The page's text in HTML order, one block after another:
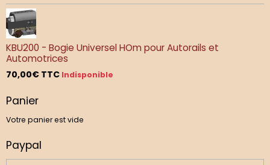
KBU200 - Bogie Universel HOm pour Autorails et
Automotrices
70,00€ TTC Indisponible
Panier
Votre panier est vide
Paypal